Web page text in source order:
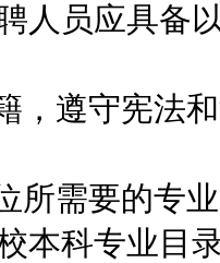
员应具备
遵守宪法和
需要的专业
本科专业目